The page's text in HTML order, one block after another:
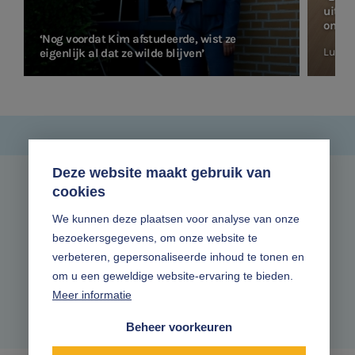
Deze website maakt gebruik van
cookies
We kunnen deze plaatsen voor analyse van onze
bezoekersgegevens, om onze website te
verbeteren, gepersonaliseerde inhoud te tonen en
om u een geweldige website-ervaring te bieden.
Meer informatie
Beheer voorkeuren
‘Nog voordat Kim afstudeerde, wist ze
eigenlijk al dat ze wilde blijven’
Volg ons online